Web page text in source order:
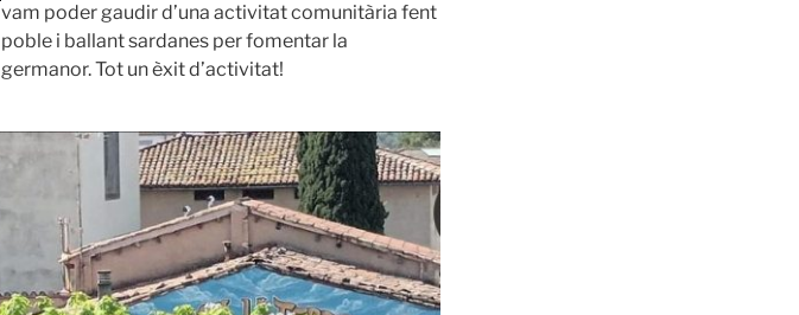
vam poder gaudir d’una activitat comunitària fent
poble i ballant sardanes per fomentar la
germanor. Tot un èxit d’activitat!